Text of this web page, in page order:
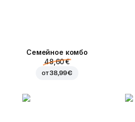
Семейное комбо
48,60 €
от38,99 €